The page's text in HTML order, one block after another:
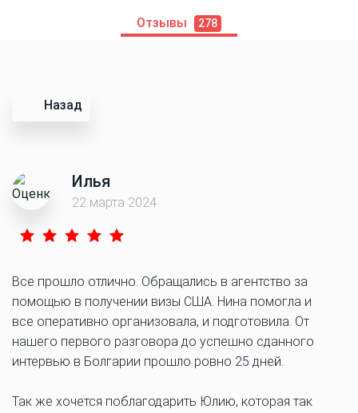
Отзывы 278
Назад
Илья
22 марта 2024
Все прошло отлично. Обращались в агентство за
помощью в получении визы США. Нина помогла и
все оперативно организовала, и подготовила. От
нашего первого разговора до успешно сданного
интервью в Болгарии прошло ровно 25 дней.
Так же хочется поблагодарить Юлию, которая так